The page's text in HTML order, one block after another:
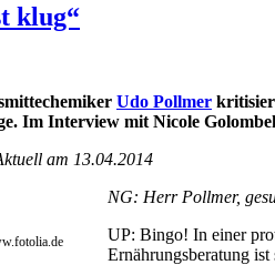
klug“
Udo Pollmer
Im Interview mit Nicole
am 13.04.2014
NG: Herr Pollmer,
UP: Bingo! In einer
Ernährungsberatung